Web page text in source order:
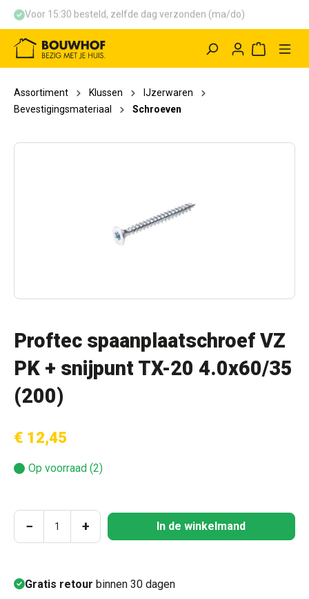
Voor 15:30 besteld, zelfde dag verzonden (ma/do)
Assortiment Klussen
IJzerwaren
Bevestigingsmateriaal
Schroeven
Proftec spaanplaatschroef VZ
PK + snijpunt TX-20 4.0x60/35
(200)
€ 12,45
Op voorraad (2)
Producthoeveelheid: Voer de gewenste
− + In de winkelmand
Gratis retour binnen 30 dagen